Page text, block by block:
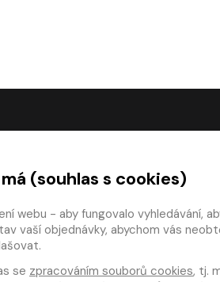
Časté dotazy
Platba
Obchodní podmínky
Odstoupení od smlouvy
Dárkové poukazy
(souhlas s cookies)
webu - aby fungovalo vyhledávání,
vaší objednávky, abychom vás
se zpracováním souborů cookies, tj.